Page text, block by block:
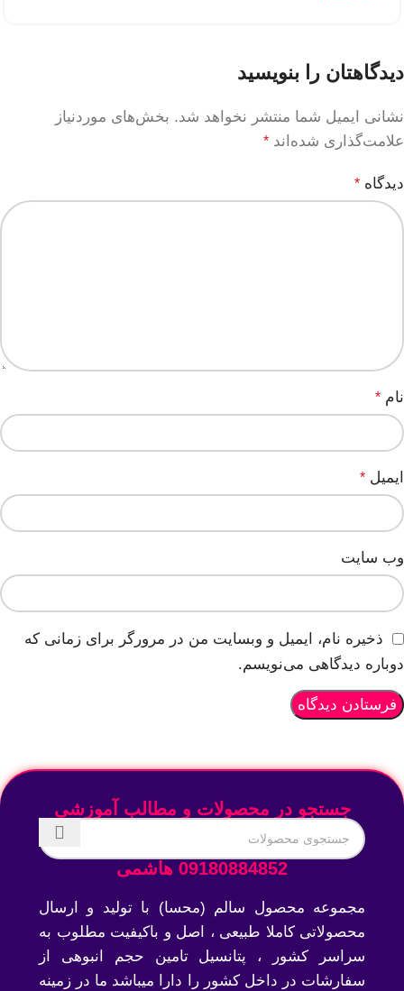
دیدگاهتان را بنویسید
نشانی ایمیل شما منتشر نخواهد شد. بخش‌های موردنیاز
علامت‌گذاری شده‌اند *
دیدگاه *
نام *
ایمیل *
وب‌ سایت
ذخیره نام، ایمیل و وبسایت من در مرورگر برای زمانی که
دوباره دیدگاهی می‌نویسم.
جستجو در محصولات و مطالب آموزشی
09180884852 هاشمی
مجموعه محصول سالم (محسا) با تولید و ارسال
محصولاتی کاملا طبیعی ، اصل و باکیفیت مطلوب به
سراسر کشور ، پتانسیل تامین حجم انبوهی از
سفارشات در داخل کشور را دارا میباشد ما در زمینه